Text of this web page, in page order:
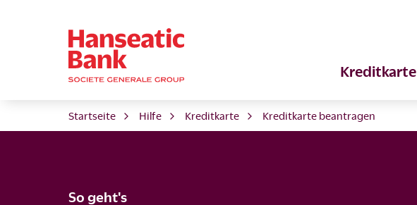
Kreditkarte
Startseite Hilfe Kreditkarte Kreditkarte beantragen
So geht's